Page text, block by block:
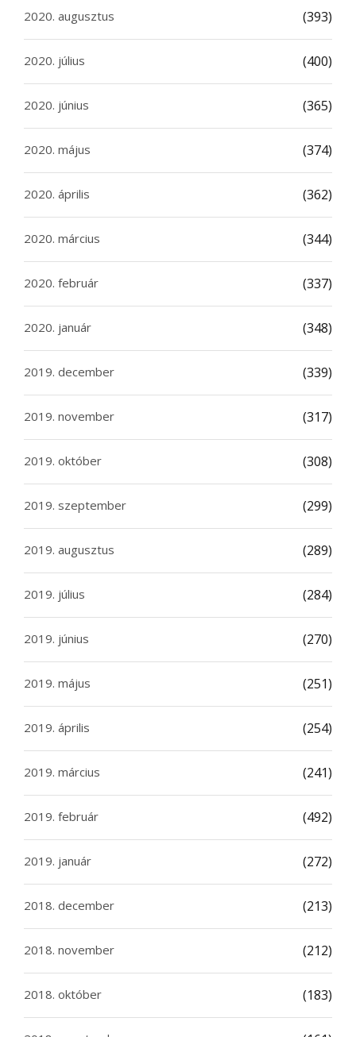
2020. augusztus (393)
2020. július (400)
2020. június (365)
2020. május (374)
2020. április (362)
2020. március (344)
2020. február (337)
2020. január (348)
2019. december (339)
2019. november (317)
2019. október (308)
2019. szeptember (299)
2019. augusztus (289)
2019. július (284)
2019. június (270)
2019. május (251)
2019. április (254)
2019. március (241)
2019. február (492)
2019. január (272)
2018. december (213)
2018. november (212)
2018. október (183)